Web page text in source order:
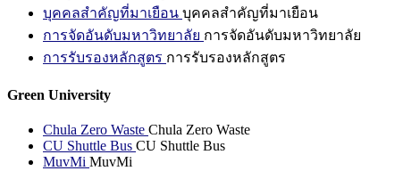
บุคคลสำคัญที่มาเยือน บุคคลสำคัญที่มาเยือน
การจัดอันดับมหาวิทยาลัย การจัดอันดับมหาวิทยาลัย
การรับรองหลักสูตร การรับรองหลักสูตร
Green University
Chula Zero Waste Chula Zero Waste
CU Shuttle Bus CU Shuttle Bus
MuvMi MuvMi